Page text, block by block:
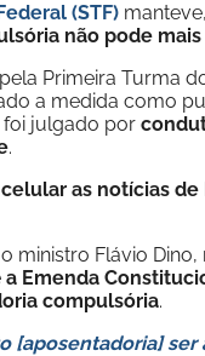
(STF)
não pode
Primeira Turma
a medida como
foi julgado por
.
as notícias
ministro Flávio
a Emenda
compulsória.
[aposentadoria]